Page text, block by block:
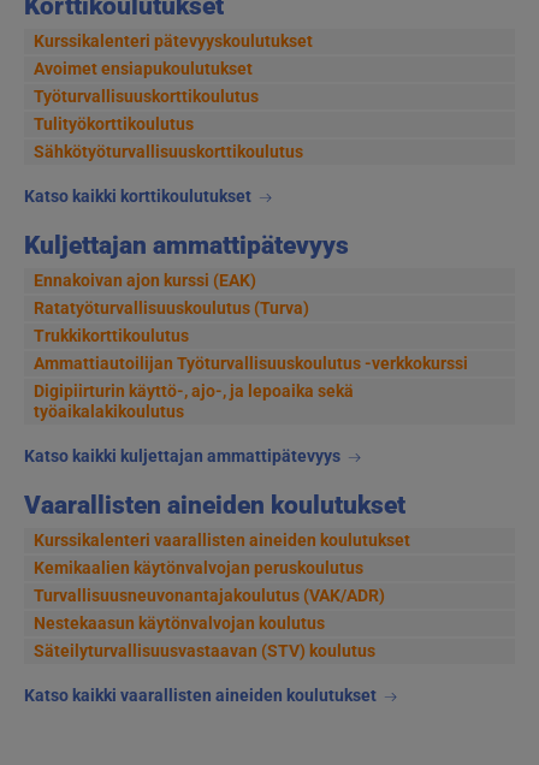
Korttikoulutukset
Kurssikalenteri pätevyyskoulutukset
Avoimet ensiapukoulutukset
Työturvallisuuskorttikoulutus
Tulityökorttikoulutus
Sähkötyöturvallisuuskorttikoulutus
Katso kaikki korttikoulutukset
Kuljettajan ammattipätevyys
Ennakoivan ajon kurssi (EAK)
Ratatyöturvallisuuskoulutus (Turva)
Trukkikorttikoulutus
Ammattiautoilijan Työturvallisuuskoulutus -verkkokurssi
Digipiirturin käyttö-, ajo-, ja lepoaika sekä
työaikalakikoulutus
Katso kaikki kuljettajan ammattipätevyys
Vaarallisten aineiden koulutukset
Kurssikalenteri vaarallisten aineiden koulutukset
Kemikaalien käytönvalvojan peruskoulutus
Turvallisuusneuvonantajakoulutus (VAK/ADR)
Nestekaasun käytönvalvojan koulutus
Säteilyturvallisuusvastaavan (STV) koulutus
Katso kaikki vaarallisten aineiden koulutukset